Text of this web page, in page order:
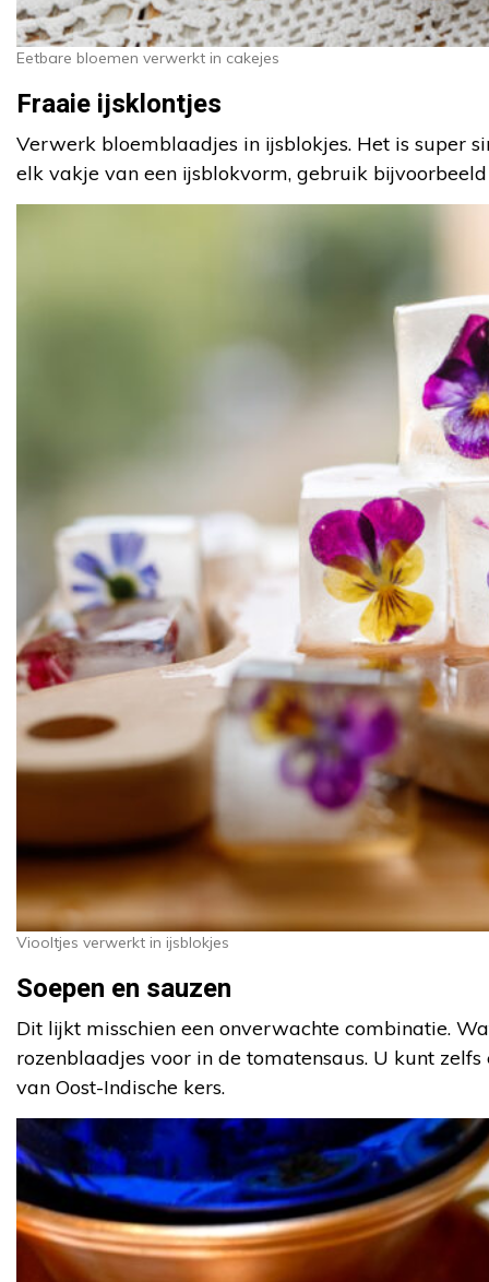
Eetbare bloemen verwerkt in cakejes
Fraaie ijsklontjes
Verwerk bloemblaadjes in ijsblokjes. Het is super
elk vakje van een ijsblokvorm, gebruik
Viooltjes verwerkt in ijsblokjes
Soepen en sauzen
Dit lijkt misschien een onverwachte combinatie.
rozenblaadjes voor in de tomatensaus. U kunt
van Oost-Indische kers.